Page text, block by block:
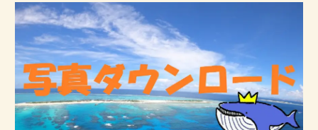
スタッフブログ
病歴チェックシート
★ご予約はこちら★
会社概要